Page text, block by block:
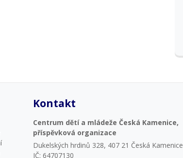
Kontakt
Centrum dětí a mládeže Česká Kamenice,
příspěvková organizace
Dukelských hrdinů 328, 407 21 Česká Kamenice
IČ: 64707130